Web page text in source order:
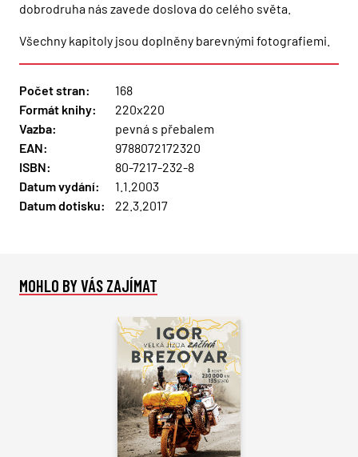
dobrodruha nás zavede doslova do celého světa.
Všechny kapitoly jsou doplněny barevnými fotografiemi.
Počet stran:
168
Formát knihy:
220x220
Vazba:
pevná s přebalem
EAN:
9788072172320
ISBN:
80-7217-232-8
Datum vydání:
1.1.2003
Datum dotisku:
22.3.2017
MOHLO BY VÁS ZAJÍMAT